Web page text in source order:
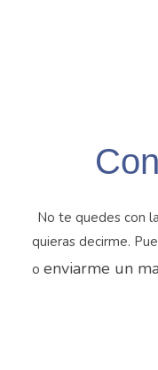
No te quedes con
quieras decirme.
o enviarme un